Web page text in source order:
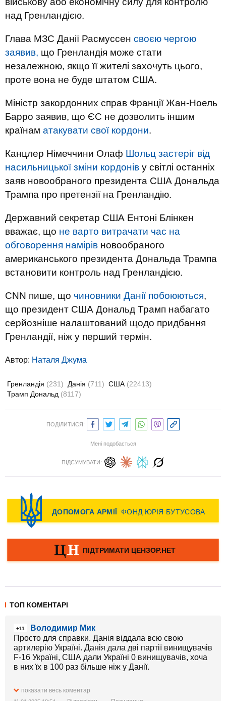
над Гренландією.
Глава МЗС Данії Расмуссен своєю чергою
заявив, що Гренландія може стати
незалежною, якщо її жителі захочуть цього,
проте вона не буде штатом США.
Міністр закордонних справ Франції Жан-Ноель
Барро заявив, що ЄС не дозволить іншим
країнам атакувати свої кордони.
Канцлер Німеччини Олаф Шольц застеріг від
насильницької зміни кордонів у світлі останніх
заяв новообраного президента США Дональда
Трампа про претензії на Гренландію.
Державний секретар США Ентоні Блінкен
вважає, що не варто витрачати час на
обговорення намірів новообраного
американського президента Дональда Трампа
встановити контроль над Гренландією.
CNN пише, що чиновники Данії побоюються,
що президент США Дональд Трамп набагато
серйозніше налаштований щодо придбання
Гренландії, ніж у перший термін.
Автор: Наталя Джума
Гренландія (231) Данія (711) США (22413)
Трамп Дональд (8117)
ПОДІЛИТИСЯ:
Мені подобається
ПІДСУМУВАТИ:
ТОП КОМЕНТАРІ
+11
Володимир Мик
Просто для справки. Данія віддала всю свою
артилерію Україні. Данія дала дві партії винищувачів
F-16 Україні, США дали Україні 0 винищувачів, хоча
в них їх в 100 раз більше ніж у Данії.
показати весь коментар